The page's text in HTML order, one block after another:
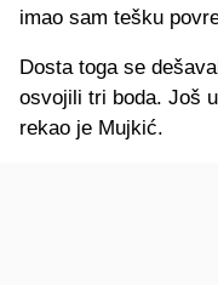
imao sam tešku
Dosta toga se
osvojili tri boda. Još
rekao je Mujkić.